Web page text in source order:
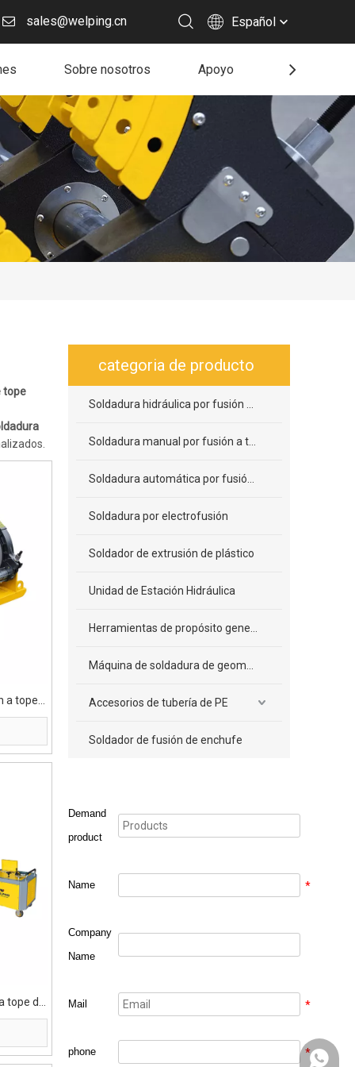
sales@welping.cn Español
Sobre nosotros Apoyo Recurso
tope
a tope
355mm
tope de
mm
categoria de producto
Soldadura por electrofusión
Soldador de extrusión de plástico
Unidad de Estación Hidráulica
Accesorios de tubería de PE
Soldador de fusión de enchufe
Demand
product
Name *
Company
Name
Mail *
phone *